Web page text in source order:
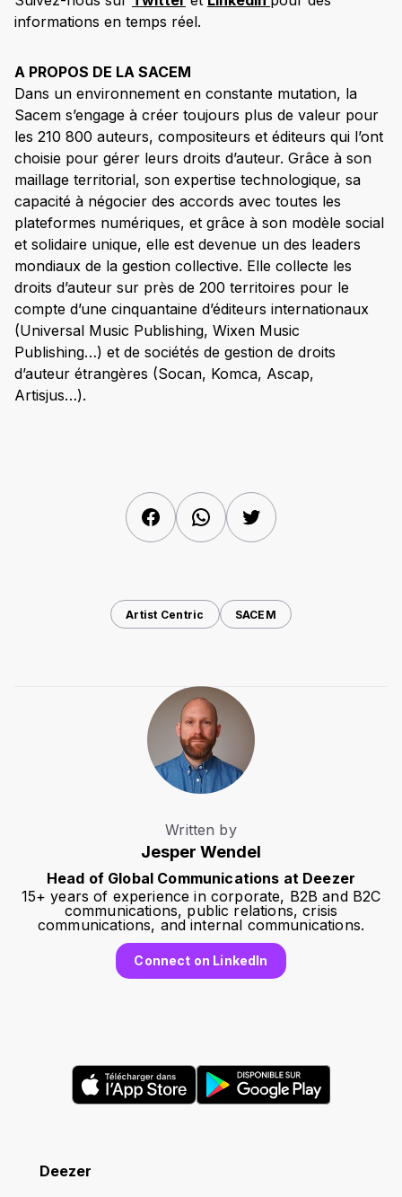
informations en temps réel.
A PROPOS DE LA SACEM
Dans un environnement en constante mutation, la
Sacem s’engage à créer toujours plus de valeur pour
les 210 800 auteurs, compositeurs et éditeurs qui l’ont
choisie pour gérer leurs droits d’auteur. Grâce à son
maillage territorial, son expertise technologique, sa
capacité à négocier des accords avec toutes les
plateformes numériques, et grâce à son modèle social
et solidaire unique, elle est devenue un des leaders
mondiaux de la gestion collective. Elle collecte les
droits d’auteur sur près de 200 territoires pour le
compte d’une cinquantaine d’éditeurs internationaux
(Universal Music Publishing, Wixen Music
Publishing…) et de sociétés de gestion de droits
d’auteur étrangères (Socan, Komca, Ascap,
Artisjus…).
FacebookWhatsAppTwitter
Artist Centric SACEM
Written by
Jesper Wendel
Head of Global Communications at Deezer
15+ years of experience in corporate, B2B and B2C
communications, public relations, crisis
communications, and internal communications.
Connect on LinkedIn
Deezer